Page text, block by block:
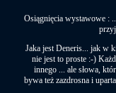
Osiągnięcia wystawowe :
Jaka jest Deneris... jak w
nie jest to proste :-)
innego ... ale słowa,
bywa też zazdrosna i